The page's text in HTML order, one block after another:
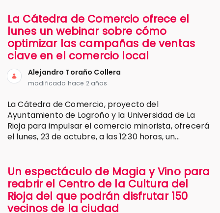
La Cátedra de Comercio ofrece el
lunes un webinar sobre cómo
optimizar las campañas de ventas
clave en el comercio local
Alejandro Toraño Collera
modificado hace 2 años
La Cátedra de Comercio, proyecto del
Ayuntamiento de Logroño y la Universidad de La
Rioja para impulsar el comercio minorista, ofrecerá
el lunes, 23 de octubre, a las 12:30 horas, un...
Un espectáculo de Magia y Vino para
reabrir el Centro de la Cultura del
Rioja del que podrán disfrutar 150
vecinos de la ciudad